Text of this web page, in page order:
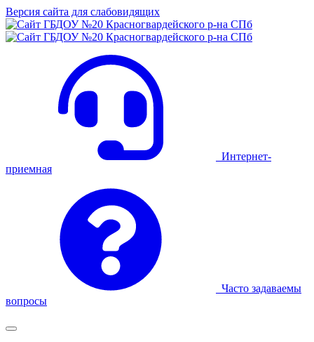
Версия сайта для слабовидящих
Интернет-
приемная
Часто задаваемы
вопросы